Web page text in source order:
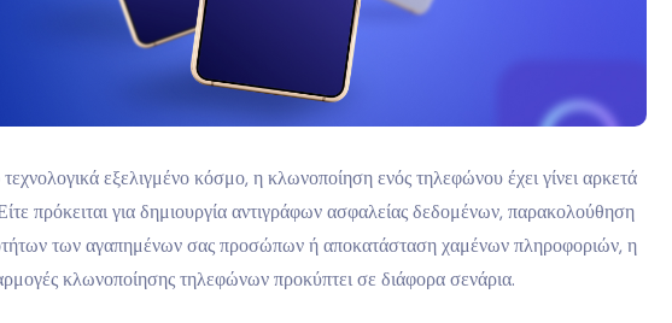
εξελιγμένο κόσμο, η κλωνοποίηση ενός τηλεφώνου έχει γίνει αρκετά
πρόκειται για δημιουργία αντιγράφων ασφαλείας δεδομένων, παρακολούθηση
των αγαπημένων σας προσώπων ή αποκατάσταση χαμένων πληροφοριών, η
κλωνοποίησης τηλεφώνων προκύπτει σε διάφορα σενάρια.